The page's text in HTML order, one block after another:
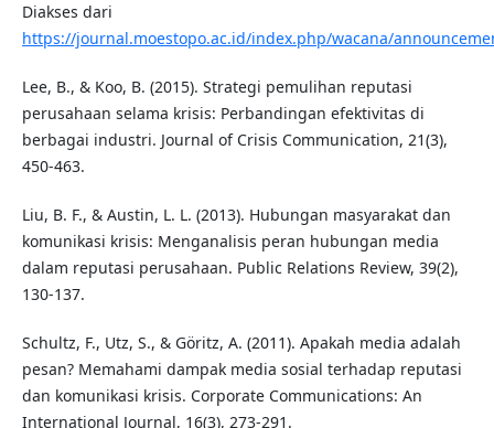
Diakses dari
https://journal.moestopo.ac.id/index.php/wacana/
Lee, B., & Koo, B. (2015). Strategi pemulihan reputasi
perusahaan selama krisis: Perbandingan efektivitas di
berbagai industri. Journal of Crisis Communication, 21(3),
450-463.
Liu, B. F., & Austin, L. L. (2013). Hubungan masyarakat dan
komunikasi krisis: Menganalisis peran hubungan media
dalam reputasi perusahaan. Public Relations Review, 39(2),
130-137.
Schultz, F., Utz, S., & Göritz, A. (2011). Apakah media adalah
pesan? Memahami dampak media sosial terhadap reputasi
dan komunikasi krisis. Corporate Communications: An
International Journal, 16(3), 273-291.